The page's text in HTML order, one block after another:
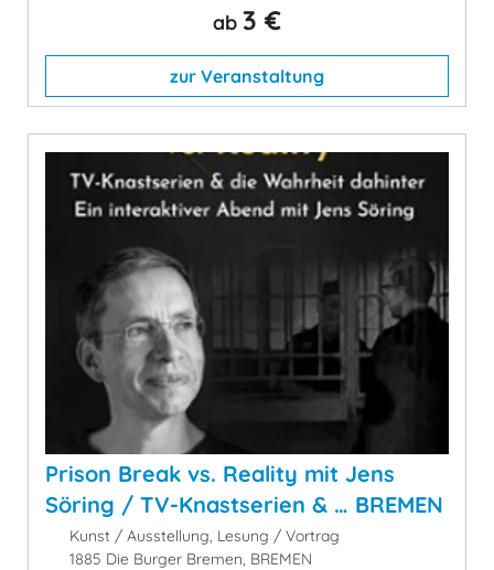
ab 3 €
zur Veranstaltung
Prison Break vs. Reality mit Jens
Söring / TV-Knastserien & … BREMEN
Kunst / Ausstellung, Lesung / Vortrag
1885 Die Burger Bremen, BREMEN